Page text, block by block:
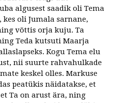
algusest saadik oli Tema
oli Jumala sarnane,
võttis orja kuju. Ta
Teda kutsuti Maarja
Kogu Tema elu
nii suurte rahvahulkade
keskel olles. Markuse
peatükis näidatakse, et
Ta on arust ära, ning